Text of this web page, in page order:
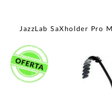
JazzLab SaXholder Pro M